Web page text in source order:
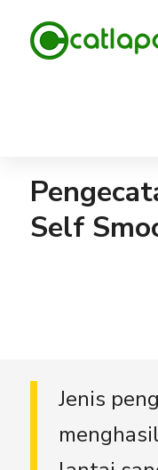
Self
Jenis